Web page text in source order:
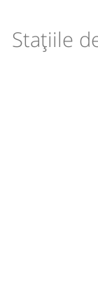
Stațiile